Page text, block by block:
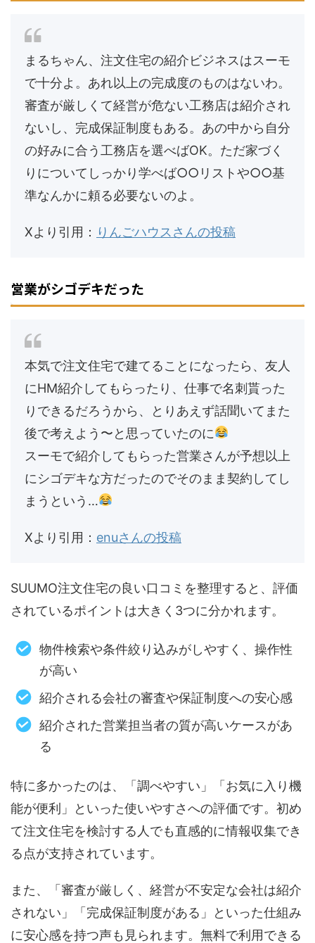
まるちゃん、注文住宅の紹介ビジネスはスーモ
で十分よ。あれ以上の完成度のものはないわ。
審査が厳しくて経営が危ない工務店は紹介され
ないし、完成保証制度もある。あの中から自分
の好みに合う工務店を選べばOK。ただ家づく
りについてしっかり学べば○○リストや○○基
準なんかに頼る必要ないのよ。
Xより引用： りんごハウスさんの投稿
営業がシゴデキだった
本気で注文住宅で建てることになったら、友人
にHM紹介してもらったり、仕事で名刺貰った
りできるだろうから、とりあえず話聞いてまた
後で考えよう〜と思っていたのに
スーモで紹介してもらった営業さんが予想以上
にシゴデキな方だったのでそのまま契約してし
まうという…
Xより引用： enuさんの投稿
SUUMO注文住宅の良い口コミを整理すると、評価
されているポイントは大きく3つに分かれます。
物件検索や条件絞り込みがしやすく、操作性
が高い
紹介される会社の審査や保証制度への安心感
紹介された営業担当者の質が高いケースがあ
る
特に多かったのは、「調べやすい」「お気に入り機
能が便利」といった使いやすさへの評価です。初め
て注文住宅を検討する人でも直感的に情報収集でき
る点が支持されています。
また、「審査が厳しく、経営が不安定な会社は紹介
されない」「完成保証制度がある」といった仕組み
に安心感を持つ声も見られます。無料で利用できる